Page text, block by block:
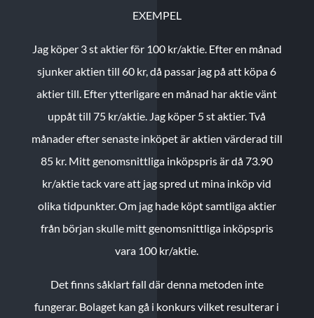
EXEMPEL
Jag köper 3 st aktier för 100 kr/aktie. Efter en månad
sjunker aktien till 60 kr, då passar jag på att köpa 6
aktier till. Efter ytterligare en månad har aktie vänt
uppåt till 75 kr/aktie. Jag köper 5 st aktier.Två
månader efter senaste inköpet är aktien värderad till
85 kr. Mitt genomsnittliga inköpspris är då 73.90
kr/aktie tack vare att jag spred ut mina inköp vid
olika tidpunkter. Om jag hade köpt samtliga aktier
från början skulle mitt genomsnittliga inköpspris
vara 100 kr/aktie.
Det finns såklart fall där denna metoden inte
fungerar. Bolaget kan gå i konkurs vilket resulterar i